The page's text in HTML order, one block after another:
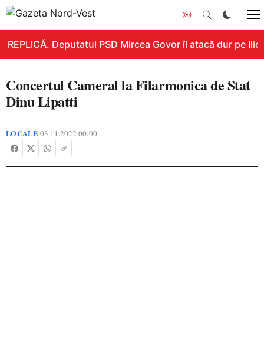
REPLICĂ. Deputatul PSD Mircea Govor îl atacă dur pe
Concertul Cameral la Filarmonica de Stat
Dinu Lipatti
LOCALE•03.11.2022 00:00